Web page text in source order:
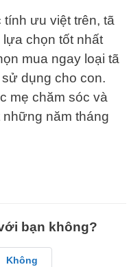
ưu việt trên, tã
chọn tốt nhất
mua ngay loại tã
dụng cho con.
mẹ chăm sóc và
những năm tháng
bạn không?
Không